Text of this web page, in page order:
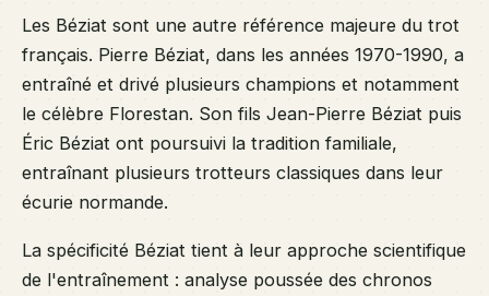
Les Béziat sont une autre référence majeure du trot
français. Pierre Béziat, dans les années 1970-1990, a
entraîné et drivé plusieurs champions et notamment
le célèbre Florestan. Son fils Jean-Pierre Béziat puis
Éric Béziat ont poursuivi la tradition familiale,
entraînant plusieurs trotteurs classiques dans leur
écurie normande.
La spécificité Béziat tient à leur approche scientifique
de l'entraînement : analyse poussée des chronos